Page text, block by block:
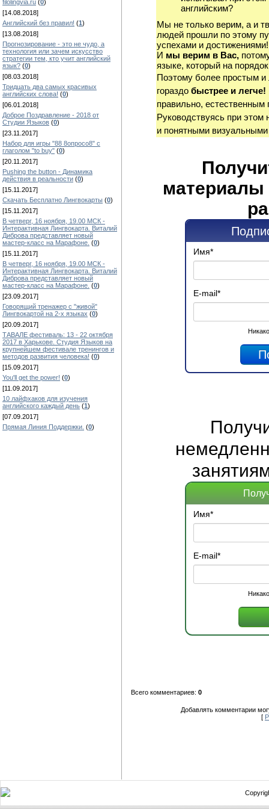
filolingvia.ru (0)
[14.08.2018]
Английский без правил! (1)
[13.08.2018]
Прогнозирование - это не чудо, а
технология или зачем искусство
стратегии тем, кто учит английский
язык? (0)
[08.03.2018]
Тридцать два самых красивых
английских слова! (0)
[06.01.2018]
Доброе Поздравление - 2018 от
Студии Языков (0)
[23.11.2017]
Набор для игры "88 8опросо8" с
глаголом "to buy" (0)
[20.11.2017]
Pushing the button - Динамика
действия в реальности (0)
[15.11.2017]
Скачать Бесплатно Лингвокарты (0)
[15.11.2017]
В четверг, 16 ноября, 19.00 МСК -
Интерактивная Лингвокарта. Виталий
Диброва представляет новый
мастер-класс на Марафоне. (0)
[15.11.2017]
В четверг, 16 ноября, 19.00 МСК -
Интерактивная Лингвокарта. Виталий
Диброва представляет новый
мастер-класс на Марафоне. (0)
[23.09.2017]
Говорящий тренажер с "живой"
Лингвокартой на 2-х языках (0)
[20.09.2017]
ТАВАЛЕ фестиваль: 13 - 22 октября
2017 в Харькове. Студия Языков на
крупнейшем фестивале тренингов и
методов развития человека! (0)
[15.09.2017]
You'll get the power! (0)
[11.09.2017]
10 лайфхаков для изучения
английского каждый день (1)
[07.09.2017]
Прямая Линия Поддержки. (0)
английским?
Мы не только верим, а и
людей прошли по этому
успехами и достижениями!
И мы верим в Вас,
языке, который на
Поэтому более простым
гораздо быстрее и легче!
правильно, естественным
Руководствуясь при
и понятными
материалы
Имя*
E-mail*
Имя*
E-mail*
Всего комментариев: 0
Добавлять комментарии
[